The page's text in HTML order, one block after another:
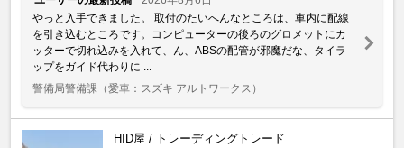
やっと入手できました。 取付のたいへんなところは、車内に配線
を引き込むところです。コンピューターの後ろのグロメットにカ
ッターで切れ込みを入れて、ん、ABSの配管が邪魔だな、タイラ
ップをガイド代わりに ...
警備局警備課 （愛車：スズキ アルトワークス）
HID屋 / トレーディングトレード